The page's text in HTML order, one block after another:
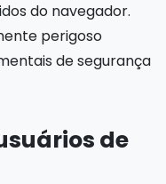
do navegador.
perigoso
de segurança
de